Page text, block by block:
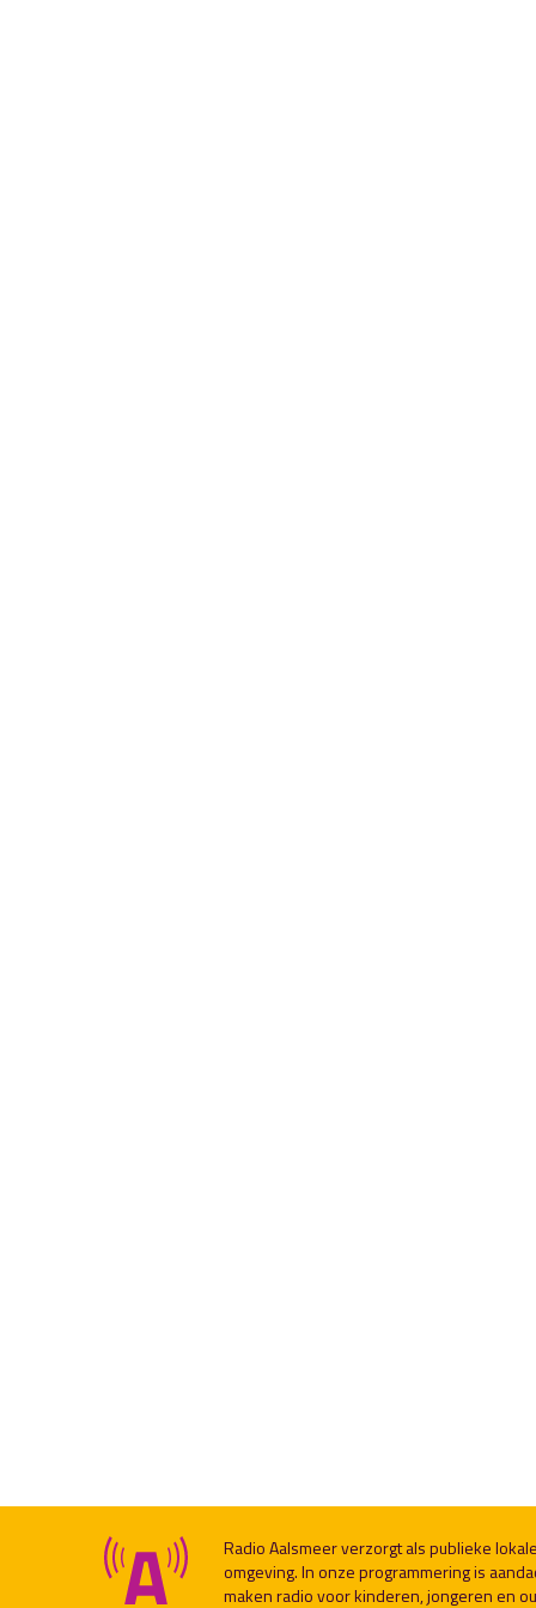
Radio Aalsmeer verzorgt als publieke
omgeving. In onze programmering is
maken radio voor kinderen, jongeren en